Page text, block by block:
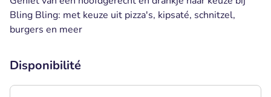
Bling Bling: met keuze uit pizza's, kipsaté, schnitzel,
burgers en meer
Disponibilité